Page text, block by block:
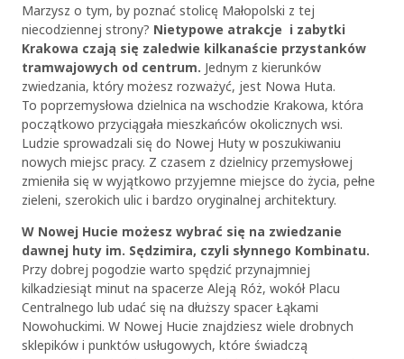
Marzysz o tym, by poznać stolicę Małopolski z tej
niecodziennej strony? Nietypowe atrakcje i zabytki
Krakowa czają się zaledwie kilkanaście przystanków
tramwajowych od centrum. Jednym z kierunków
zwiedzania, który możesz rozważyć, jest Nowa Huta.
To poprzemysłowa dzielnica na wschodzie Krakowa, która
początkowo przyciągała mieszkańców okolicznych wsi.
Ludzie sprowadzali się do Nowej Huty w poszukiwaniu
nowych miejsc pracy. Z czasem z dzielnicy przemysłowej
zmieniła się w wyjątkowo przyjemne miejsce do życia, pełne
zieleni, szerokich ulic i bardzo oryginalnej architektury.
W Nowej Hucie możesz wybrać się na zwiedzanie
dawnej huty im. Sędzimira, czyli słynnego Kombinatu.
Przy dobrej pogodzie warto spędzić przynajmniej
kilkadziesiąt minut na spacerze Aleją Róż, wokół Placu
Centralnego lub udać się na dłuższy spacer Łąkami
Nowohuckimi. W Nowej Hucie znajdziesz wiele drobnych
sklepików i punktów usługowych, które świadczą